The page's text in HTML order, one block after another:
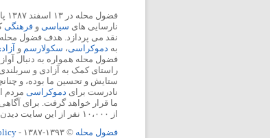
نارسایی های سیاسی و فرهنگی
نقد می پردازد. هدف فضول
به دموکراسی، سکولارسم و
فضول محله همواره به دنبال
راستای کمک به آزادی و
ستایش و تحسین ما بوده، و
نادرست برای دموکراسی مردم
ما قرار خواهد گرفت. برای
از ۱۰،۰۰۰ نفر از این سایت دیدن می کنند.
فضول محله © ۱۳۹۳-۱۳۸۷ -